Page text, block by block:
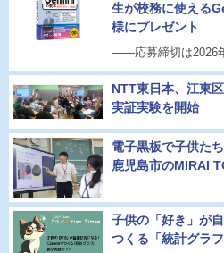
生が校務に使える
様にプレゼント
――応募締切は2026
NTT東日本、江東
実証実験を開始
電子黒板で子供た
鹿児島市のMIRAI
子供の「好き」が
つくる「統計グラ